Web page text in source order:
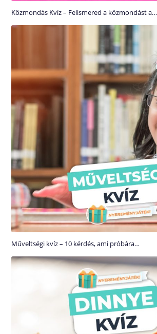
Közmondás Kvíz – Felismered a közmondást a…
Műveltségi kvíz – 10 kérdés, ami próbára…